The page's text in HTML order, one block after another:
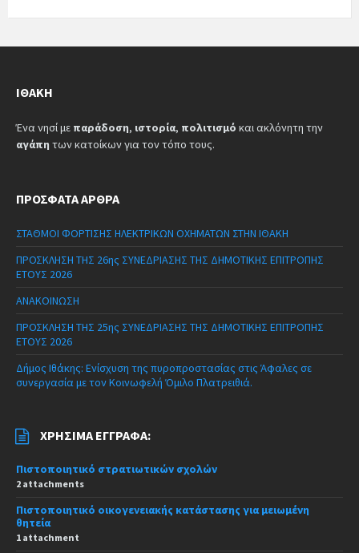
ΙΘΆΚΗ
Ένα νησί με παράδοση, ιστορία, πολιτισμό και ακλόνητη την
αγάπη των κατοίκων για τον τόπο τους.
ΠΡΌΣΦΑΤΑ ΆΡΘΡΑ
ΣΤΑΘΜΟΙ ΦΟΡΤΙΣΗΣ ΗΛΕΚΤΡΙΚΩΝ ΟΧΗΜΑΤΩΝ ΣΤΗΝ ΙΘΑΚΗ
ΠΡΟΣΚΛΗΣΗ ΤΗΣ 26ης ΣΥΝΕΔΡΙΑΣΗΣ ΤΗΣ ΔΗΜΟΤΙΚΗΣ ΕΠΙΤΡΟΠΗΣ
ΕΤΟΥΣ 2026
ΑΝΑΚΟΙΝΩΣΗ
ΠΡΟΣΚΛΗΣΗ ΤΗΣ 25ης ΣΥΝΕΔΡΙΑΣΗΣ ΤΗΣ ΔΗΜΟΤΙΚΗΣ ΕΠΙΤΡΟΠΗΣ
ΕΤΟΥΣ 2026
Δήμος Ιθάκης: Ενίσχυση της πυροπροστασίας στις Άφαλες σε
συνεργασία με τον Κοινωφελή Όμιλο Πλατρειθιά.
ΧΡΉΣΙΜΑ ΈΓΓΡΑΦΑ:
Πιστοποιητικό στρατιωτικών σχολών
2 attachments
Πιστοποιητικό οικογενειακής κατάστασης για μειωμένη
θητεία
1 attachment